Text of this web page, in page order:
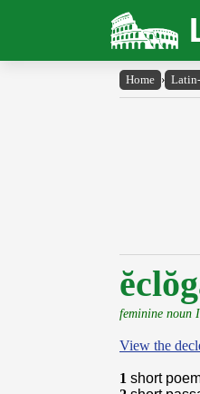
Home ›
feminine noun
View the
1 short